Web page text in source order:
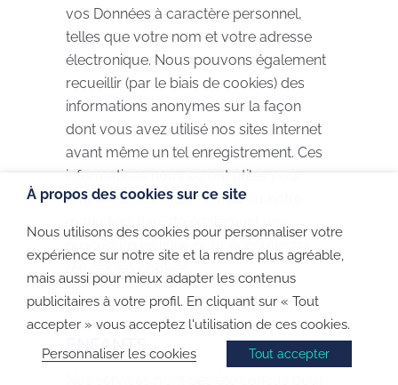
vos Données à caractère personnel,
telles que votre nom et votre adresse
électronique. Nous pouvons également
recueillir (par le biais de cookies) des
informations anonymes sur la façon
dont vous avez utilisé nos sites Internet
avant même un tel enregistrement. Ces
informations nous seront utiles pour
améliorer nos sites Internet ou notre
marketing. Il existe également une
procédure en ligne pour accepter ou
refuser les cookies.
ENFANTS
À propos des cookies sur ce site
Nous utilisons des cookies pour personnaliser votre
expérience sur notre site et la rendre plus agréable,
mais aussi pour mieux adapter les contenus
publicitaires à votre profil. En cliquant sur « Tout
accepter » vous acceptez l'utilisation de ces cookies.
Personnaliser les cookies
Tout accepter